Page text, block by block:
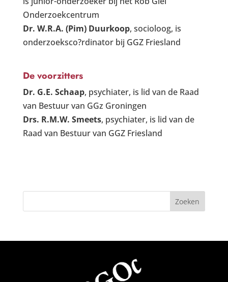
Onderzoekcentrum
Dr. W.R.A. (Pim) Duurkoop, socioloog, is
onderzoeksco?rdinator bij GGZ Friesland
De voorzitters
Dr. G.E. Schaap, psychiater, is lid van de Raad
van Bestuur van GGz Groningen
Drs. R.M.W. Smeets, psychiater, is lid van de
Raad van Bestuur van GGZ Friesland